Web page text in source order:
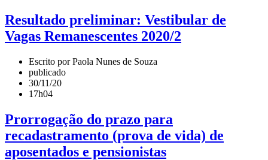
Resultado preliminar: Vestibular de
Vagas Remanescentes 2020/2
Escrito por Paola Nunes de Souza
publicado
30/11/20
17h04
Prorrogação do prazo para
recadastramento (prova de vida) de
aposentados e pensionistas